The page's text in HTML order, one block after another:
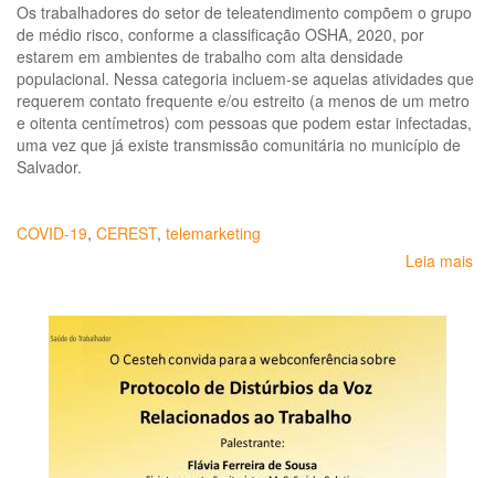
Os trabalhadores do setor de teleatendimento compõem o grupo
de médio risco, conforme a classificação OSHA, 2020, por
estarem em ambientes de trabalho com alta densidade
populacional. Nessa categoria incluem-se aquelas atividades que
requerem contato frequente e/ou estreito (a menos de um metro
e oitenta centímetros) com pessoas que podem estar infectadas,
uma vez que já existe transmissão comunitária no município de
Salvador.
COVID-19, CEREST, telemarketing
Leia mais